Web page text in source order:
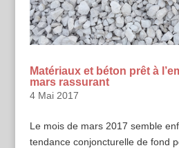
Matériaux et béton prêt à
mars rassurant
4 Mai 2017
Le mois de mars 2017 semble
tendance conjoncturelle de fond